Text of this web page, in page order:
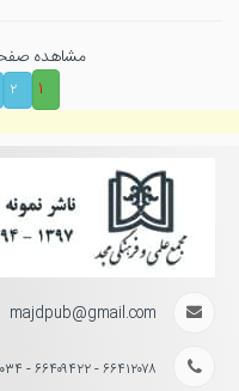
مشاهده
۱
۲
majdpub@gmail.com
۶۶۴۱۲۰۷۸ - ۶۶۴۰۹۴۲۲ - ۶۶۴۹۵۰۳۴